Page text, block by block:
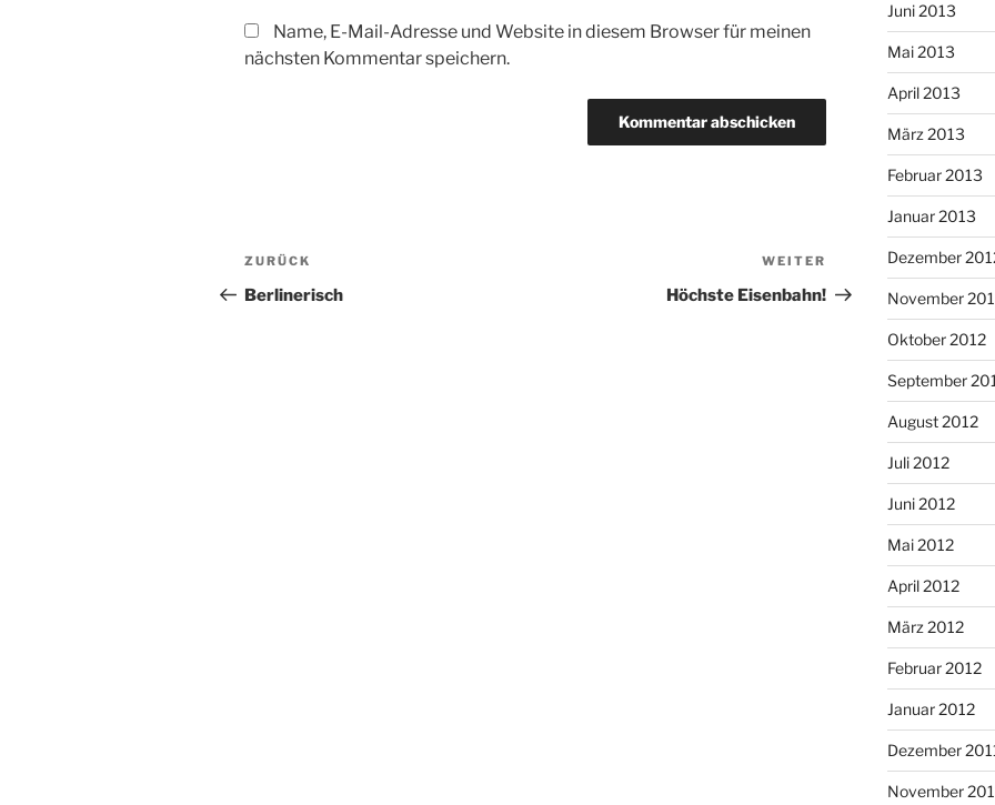
Name, E-Mail-Adresse und Website in diesem Browser für meinen
nächsten Kommentar speichern.
Beitragsnavigation
Vorheriger
Beitrag
ZURÜCK
Berlinerisch
Nächster
Beitrag
WEITER
Höchste Eisenbahn!
Juni 2013
Mai 2013
April 2013
März 2013
Februar 2013
Januar 2013
Dezember
November
Oktober 2012
September
August 2012
Juli 2012
Juni 2012
Mai 2012
April 2012
März 2012
Februar 2012
Januar 2012
Dezember
November